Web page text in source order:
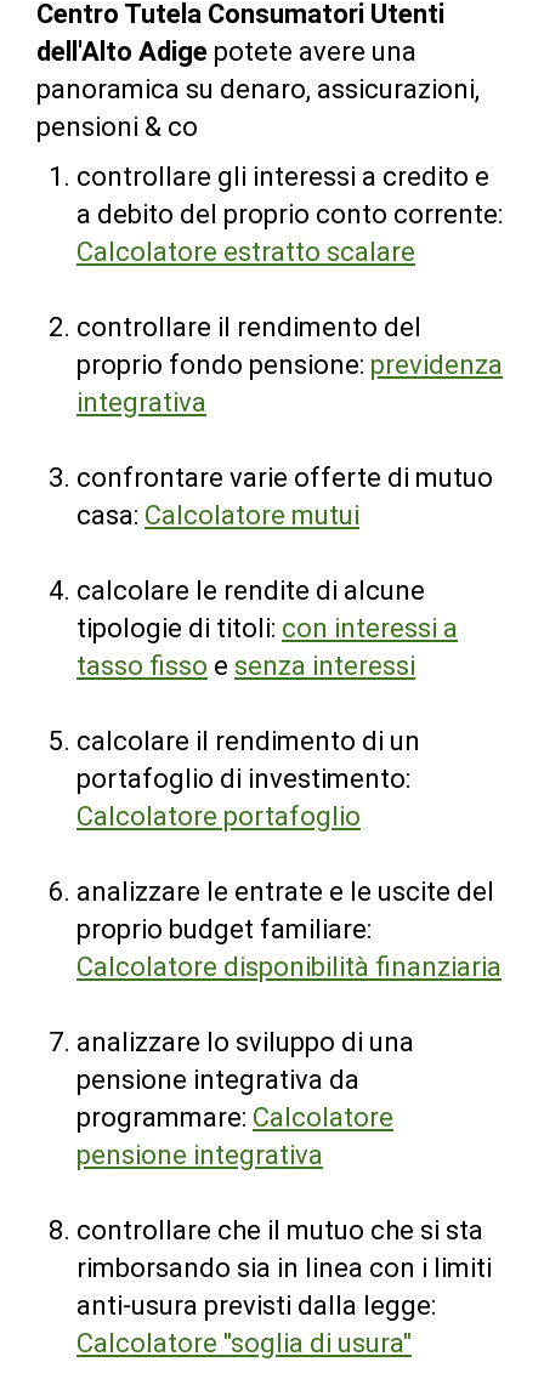
Centro Tutela Consumatori Utenti
dell'Alto Adige potete avere una
panoramica su denaro, assicurazioni,
pensioni & co
controllare gli interessi a credito e
a debito del proprio conto corrente:
Calcolatore estratto scalare
controllare il rendimento del
proprio fondo pensione: previdenza
integrativa
confrontare varie offerte di mutuo
casa: Calcolatore mutui
calcolare le rendite di alcune
tipologie di titoli: con interessi a
tasso fisso e senza interessi
calcolare il rendimento di un
portafoglio di investimento:
Calcolatore portafoglio
analizzare le entrate e le uscite del
proprio budget familiare:
Calcolatore disponibilità finanziaria
analizzare lo sviluppo di una
pensione integrativa da
programmare: Calcolatore
pensione integrativa
controllare che il mutuo che si sta
rimborsando sia in linea con i limiti
anti-usura previsti dalla legge:
Calcolatore "soglia di usura"